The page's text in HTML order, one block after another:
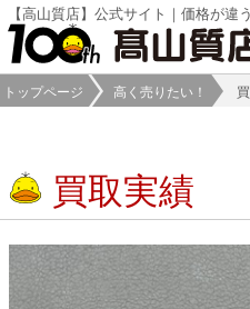
【高山質店】公式サイト｜価格が違
トップページ 高く売りたい！
買取実績